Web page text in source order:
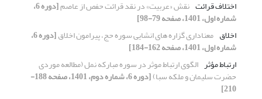
اختلاف قرائت نقش «عربیت» در نقد قرائت حفص از عاصم [دوره 6،
شماره اول، 1401، صفحه 79-98]
اخلاق معناداری گزاره های انشایی سوره حج، پیرامون اخلاق [دوره 6،
شماره اول، 1401، صفحه 162-184]
ارتباط مؤثر الگوی ارتباط موثر در سوره مبارکه نمل (مطالعه موردی
حضرت سلیمان و ملکه سبا) [دوره 6، شماره دوم، 1401، صفحه 188-
210]